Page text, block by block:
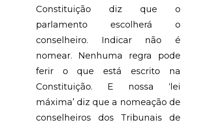
Constituição diz que o
parlamento escolherá o
conselheiro. Indicar não é
nomear. Nenhuma regra pode
ferir o que está escrito na
Constituição. E nossa ‘lei
máxima’ diz que a nomeação de
conselheiros dos Tribunais de